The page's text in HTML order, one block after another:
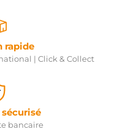
rapide
| Click & Collect
bancaire